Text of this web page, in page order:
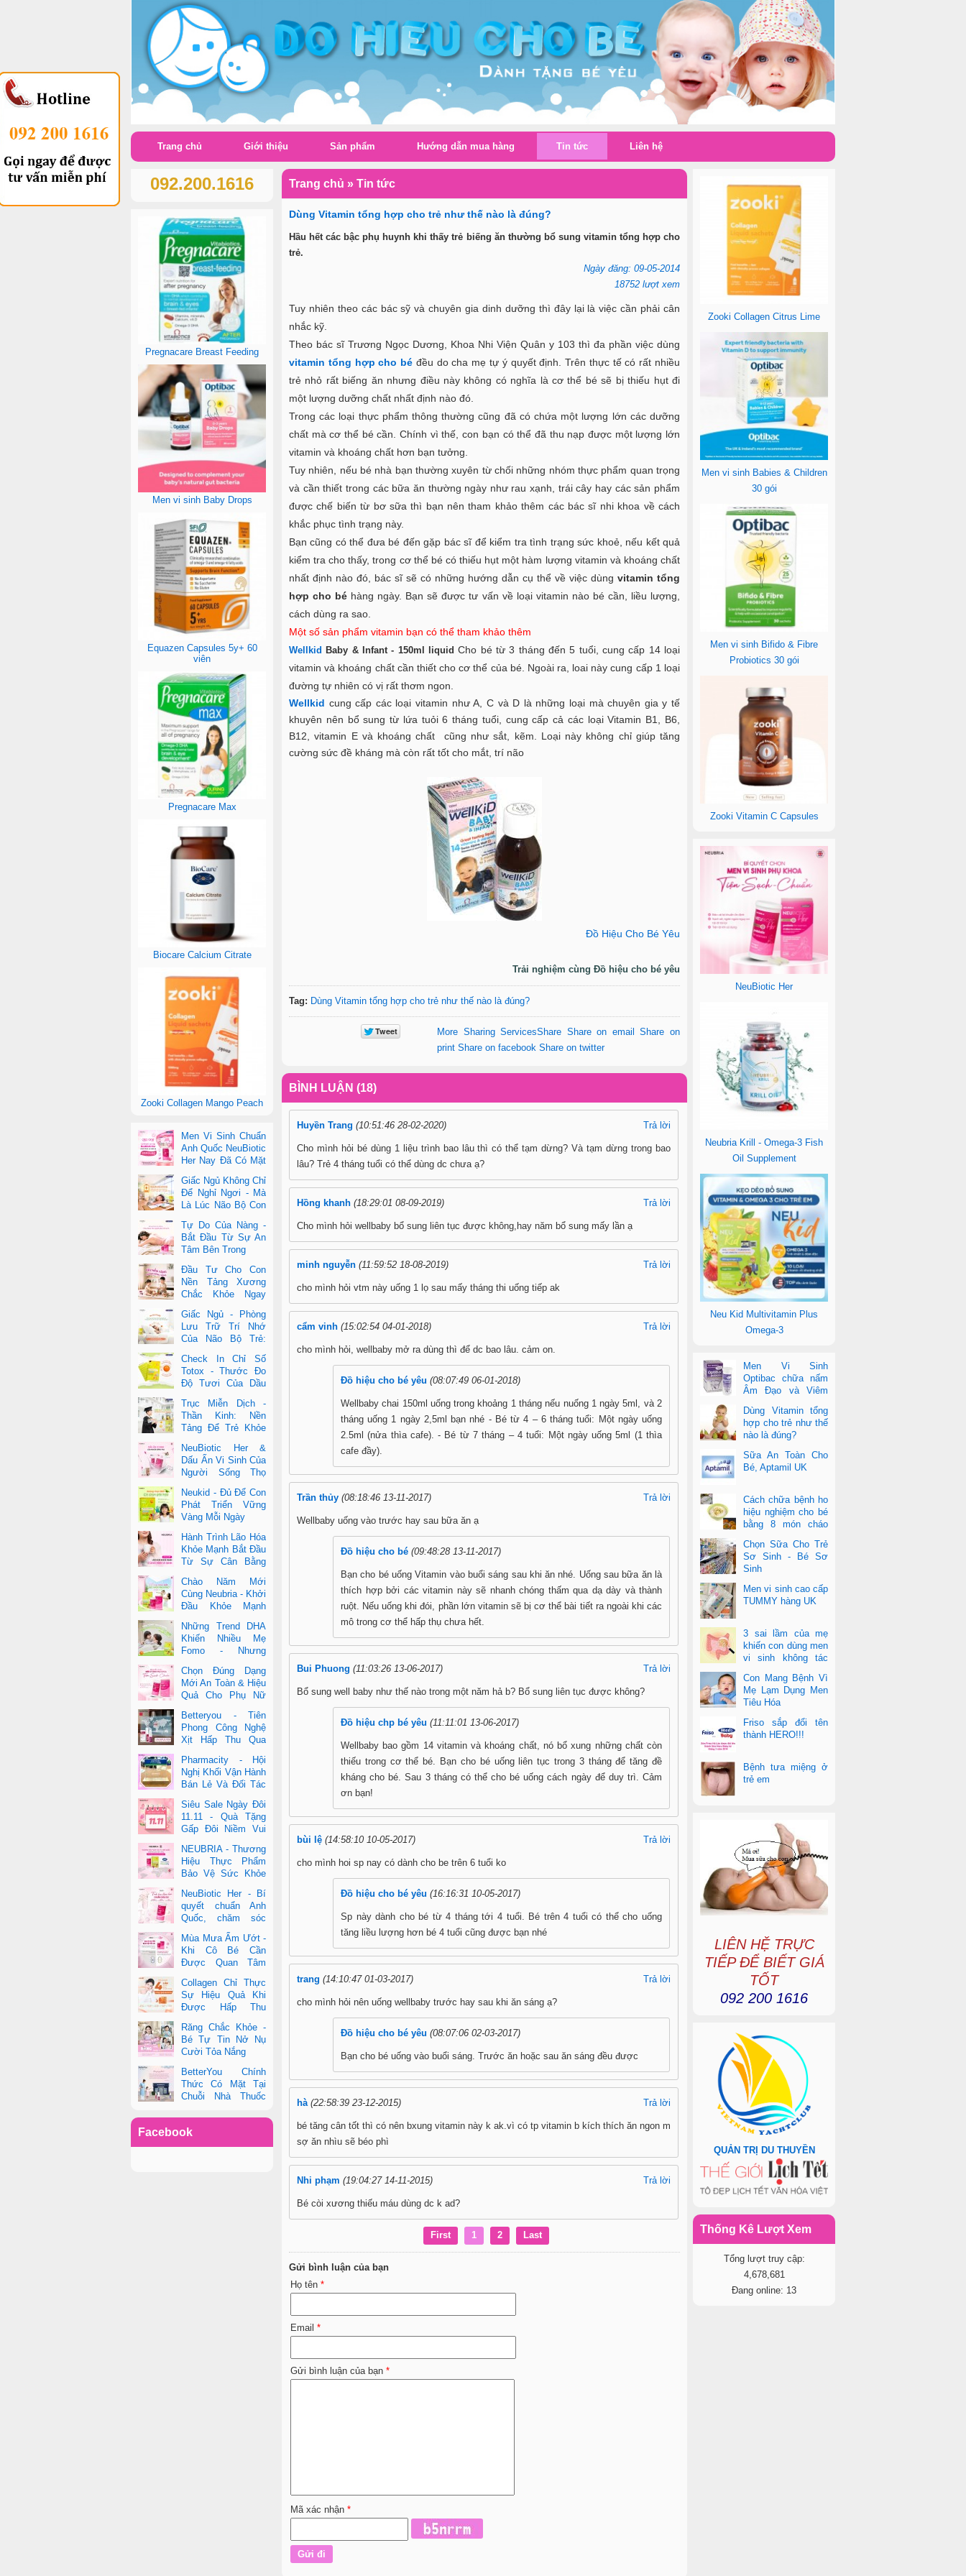
Dùng Vitamin tổng hợp cho trẻ như thế nào là đúng?
Hầu hết các bậc phụ huynh khi thấy trẻ biếng ăn thường bổ sung vitamin tổng hợp cho
trẻ.
Ngày đăng: 09-05-2014
18752 lượt xem
Tuy nhiên theo các bác sỹ và chuyên gia dinh dưỡng thì đây lại là việc cần phải cân
nhắc kỹ.
Theo bác sĩ Trương Ngọc Dương, Khoa Nhi Viện Quân y 103 thì đa phần việc dùng
vitamin tổng hợp cho bé đều do cha mẹ tự ý quyết định. Trên thực tế có rất nhiều
trẻ nhỏ rất biếng ăn nhưng điều này không có nghĩa là cơ thể bé sẽ bị thiếu hụt đi
một lượng dưỡng chất nhất định nào đó.
Trong các loại thực phẩm thông thường cũng đã có chứa một lượng lớn các dưỡng
chất mà cơ thể bé cần. Chính vì thế, con bạn có thể đã thu nạp được một lượng lớn
vitamin và khoáng chất hơn bạn tưởng.
Tuy nhiên, nếu bé nhà bạn thường xuyên từ chối những nhóm thực phẩm quan trọng
và cần thiết trong các bữa ăn thường ngày như rau xạnh, trái cây hay các sản phẩm
được chế biến từ bơ sữa thì bạn nên tham khảo thêm các bác sĩ nhi khoa về cách
khắc phục tình trạng này.
Bạn cũng có thể đưa bé đến gặp bác sĩ để kiểm tra tình trạng sức khoẻ, nếu kết quả
kiểm tra cho thấy, trong cơ thể bé có thiếu hụt một hàm lượng vitamin và khoáng chất
nhất định nào đó, bác sĩ sẽ có những hướng dẫn cụ thể về việc dùng vitamin tổng
hợp cho bé hàng ngày. Bạn sẽ được tư vấn về loại vitamin nào bé cần, liều lượng,
cách dùng ra sao.
Một số sản phẩm vitamin bạn có thể tham khảo thêm
Wellkid Baby & Infant - 150ml liquidCho bé từ 3 tháng đến 5 tuổi, cung cấp 14 loại
vitamin và khoáng chất cần thiết cho cơ thể của bé. Ngoài ra, loai này cung cấp 1 loại
đường tự nhiên có vị rất thơm ngon.
Wellkid cung cấp các loại vitamin như A, C và D là những loại mà chuyên gia y tế
khuyên nên bổ sung từ lứa tuỏi 6 tháng tuổi, cung cấp cả các loại Vitamin B1, B6,
B12, vitamin E và khoáng chất cũng như sắt, kẽm. Loại này không chỉ giúp tăng
cường sức đề kháng mà còn rất tốt cho mắt, trí não
Đồ Hiệu Cho Bé Yêu
Trải nghiệm cùng Đồ hiệu cho bé yêu
Tag: Dùng Vitamin tổng hợp cho trẻ như thế nào là đúng?
More Sharing ServicesShare Share on email
Share on
print Share on facebook Share on twitter
BÌNH LUẬN (18)
Huyền Trang (10:51:46 28-02-2020) Trả lời
Cho mình hỏi bé dùng 1 liệu trình bao lâu thì có thể tạm dừng? Và tạm dừng trong bao
lâu? Trẻ 4 tháng tuổi có thể dùng dc chưa ạ?
Hồng khanh (18:29:01 08-09-2019) Trả lời
Cho mình hỏi wellbaby bổ sung liên tục được không,hay năm bổ sung mấy lần ạ
minh nguyễn (11:59:52 18-08-2019) Trả lời
cho mình hỏi vtm này uống 1 lọ sau mấy tháng thi uống tiếp ak
cẩm vinh (15:02:54 04-01-2018) Trả lời
cho mình hỏi, wellbaby mở ra dùng thì để dc bao lâu. cảm on.
Đồ hiệu cho bé yêu (08:07:49 06-01-2018)
Wellbaby chai 150ml uống trong khoảng 1 tháng nếu nuống 1 ngày 5ml, và 2
tháng uống 1 ngày 2,5ml bạn nhé - Bé từ 4 – 6 tháng tuổi: Một ngày uống
2.5ml (nửa thìa cafe). - Bé từ 7 tháng – 4 tuổi: Một ngày uống 5ml (1 thìa
cafe đầy).
Trần thủy (08:18:46 13-11-2017) Trả lời
Wellbaby uống vào trước hay sau bữa ăn ạ
Đồ hiệu cho bé (09:48:28 13-11-2017)
Bạn cho bé uống Vitamin vào buổi sáng sau khi ăn nhé. Uống sau bữa ăn là
thích hợp bởi các vitamin này sẽ nhanh chóng thấm qua dạ dày và thành
ruột. Nếu uống khi đói, phần lớn vitamin sẽ bị cơ thể bài tiết ra ngoài khi các
mô trong cơ thể hấp thụ chưa hết.
Bui Phuong (11:03:26 13-06-2017) Trả lời
Bổ sung well baby như thế nào trong một năm hả b? Bổ sung liên tục được không?
Đồ hiệu chp bé yêu (11:11:01 13-06-2017)
Wellbaby bao gồm 14 vitamin và khoáng chất, nó bổ xung những chất còn
thiếu trong cơ thể bé. Bạn cho bé uống liên tục trong 3 tháng để tăng đề
kháng cho bé. Sau 3 tháng có thể cho bé uống cách ngày để duy trì. Cảm
ơn bạn!
bùi lệ (14:58:10 10-05-2017) Trả lời
cho mình hoi sp nay có dành cho be trên 6 tuổi ko
Đồ hiệu cho bé yêu (16:16:31 10-05-2017)
Sp này dành cho bé từ 4 tháng tới 4 tuổi. Bé trên 4 tuổi có thể cho uống
tăng liều lượng hơn bé 4 tuổi cũng được bạn nhé
trang (14:10:47 01-03-2017) Trả lời
cho mình hỏi nên uống wellbaby trước hay sau khi ăn sáng ạ?
Đồ hiệu cho bé yêu (08:07:06 02-03-2017)
Bạn cho bé uống vào buổi sáng. Trước ăn hoặc sau ăn sáng đều được
hà (22:58:39 23-12-2015) Trả lời
bé tăng cân tốt thì có nên bxung vitamin này k ak.vì có tp vitamin b kích thích ăn ngon m
sợ ăn nhìu sẽ béo phì
Nhi phạm (19:04:27 14-11-2015) Trả lời
Bé còi xương thiếu máu dùng dc k ad?
First 1 2 Last
Gửi bình luận của bạn
Họ tên *
Email *
Gửi bình luận của bạn *
Mã xác nhận *
Trang chủ » Tin tức
Zooki Collagen Citrus Lime
Men vi sinh Babies & Children
30 gói
Men vi sinh Bifido & Fibre
Probiotics 30 gói
Zooki Vitamin C Capsules
NeuBiotic Her
Neubria Krill - Omega-3 Fish
Oil Supplement
Neu Kid Multivitamin Plus
Omega-3
Men Vi Sinh
Optibac chữa nấm
Âm Đạo và Viêm
Dùng Vitamin tổng
hợp cho trẻ như thế
nào là đúng?
Sữa An Toàn Cho
Bé, Aptamil UK
Cách chữa bệnh ho
hiệu nghiệm cho bé
bằng 8 món cháo
Chọn Sữa Cho Trẻ
Sơ Sinh - Bé Sơ
Sinh
Men vi sinh cao cấp
TUMMY hàng UK
3 sai lầm của mẹ
khiến con dùng men
vi sinh không tác
Con Mang Bệnh Vì
Mẹ Lạm Dụng Men
Tiêu Hóa
Friso sắp đổi tên
thành HERO!!!
Bệnh tưa miệng ở
trẻ em
LIÊN HỆ TRỰC
TIẾP ĐỂ BIẾT GIÁ
TỐT
092 200 1616
QUẢN TRỊ DU THUYỀN
Thống Kê Lượt Xem
Tổng lượt truy cập:
4,678,681
Đang online: 13
092.200.1616
Pregnacare Breast Feeding
Men vi sinh Baby Drops
Equazen Capsules 5y+ 60
viên
Pregnacare Max
Biocare Calcium Citrate
Zooki Collagen Mango Peach
Men Vi Sinh Chuẩn
Anh Quốc NeuBiotic
Her Nay Đã Có Mặt
Quốc
Giấc Ngủ Không Chỉ
Để Nghỉ Ngơi - Mà
Là Lúc Não Bộ Con
Tự Do Của Nàng -
Bắt Đầu Từ Sự An
Tâm Bên Trong
Đầu Tư Cho Con
Nền Tảng Xương
Chắc Khỏe Ngay
Giấc Ngủ - Phòng
Lưu Trữ Trí Nhớ
Của Não Bộ Trẻ:
Của DHA Và Vi ChấtCheck In Chỉ Số
Totox - Thước Đo
Độ Tươi Của Dầu
Cá Cao Cấp
Trục Miễn Dịch -
Thần Kinh: Nền
Tảng Để Trẻ Khỏe
Vượt Trội
NeuBiotic Her &
Dấu Ấn Vi Sinh Của
Người Sống Thọ
Một Cuộc Sống Khỏe Dài Lâu
Neukid - Đủ Để Con
Phát Triển Vững
Vàng Mỗi Ngày
Hành Trình Lão Hóa
Khỏe Mạnh Bắt Đầu
Từ Sự Cân Bằng
Chào Năm Mới
Cùng Neubria - Khởi
Đầu Khỏe Mạnh
Những Trend DHA
Khiến Nhiều Mẹ
Fomo - Nhưng
Cũng ĐúngChọn Đúng Dạng
Mới An Toàn & Hiệu
Quả Cho Phụ Nữ
Betteryou - Tiên
Phong Công Nghệ
Xịt Hấp Thu Qua
(Intra-Oral Spray)Pharmacity - Hội
Nghị Khối Vận Hành
Bán Lẻ Và Đối Tác
Siêu Sale Ngày Đôi
11.11 - Quà Tặng
Gấp Đôi Niềm Vui
Betteryou
NEUBRIA - Thương
Hiệu Thực Phẩm
Bảo Vệ Sức Khỏe
Anh Quốc
NeuBiotic Her - Bí
quyết chuẩn Anh
Quốc, chăm sóc
toàn diện sức khỏe
phụ nữ hiện đạiMùa Mưa Ẩm Ướt -
Khi Cô Bé Cần
Được Quan Tâm
Collagen Chỉ Thực
Sự Hiệu Quả Khi
Được Hấp Thu
Đúng Cách - Và
Zooki Chính Là Chìa Khóa
Răng Chắc Khỏe -
Bé Tự Tin Nở Nụ
Cười Tỏa Nắng
BetterYou Chính
Thức Có Mặt Tại
Chuỗi Nhà Thuốc
Facebook
Trang chủ Giới thiệu Sản phẩm Hướng dẫn mua hàng Tin tức Liên hệ